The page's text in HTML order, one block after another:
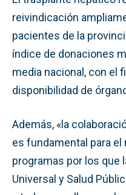
reivindicación
pacientes de la
índice de donaciones
media nacional, con el
disponibilidad de
Además, «la
es fundamental para
programas por los que
Universal y Salud